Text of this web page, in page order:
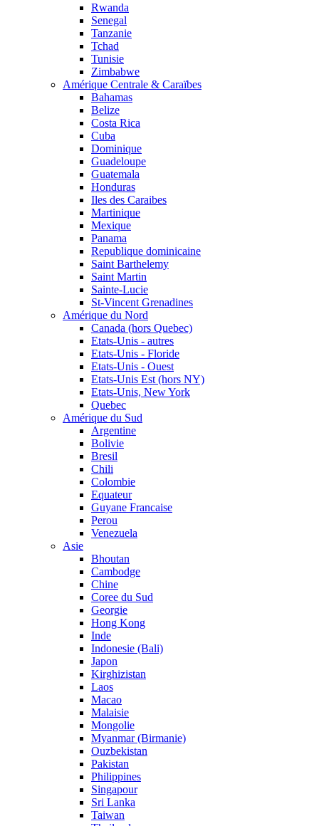
Rwanda
Senegal
Tanzanie
Tchad
Tunisie
Zimbabwe
Amérique Centrale & Caraïbes
Bahamas
Belize
Costa Rica
Cuba
Dominique
Guadeloupe
Guatemala
Honduras
Iles des Caraibes
Martinique
Mexique
Panama
Republique dominicaine
Saint Barthelemy
Saint Martin
Sainte-Lucie
St-Vincent Grenadines
Amérique du Nord
Canada (hors Quebec)
Etats-Unis - autres
Etats-Unis - Floride
Etats-Unis - Ouest
Etats-Unis Est (hors NY)
Etats-Unis, New York
Quebec
Amérique du Sud
Argentine
Bolivie
Bresil
Chili
Colombie
Equateur
Guyane Francaise
Perou
Venezuela
Asie
Bhoutan
Cambodge
Chine
Coree du Sud
Georgie
Hong Kong
Inde
Indonesie (Bali)
Japon
Kirghizistan
Laos
Macao
Malaisie
Mongolie
Myanmar (Birmanie)
Ouzbekistan
Pakistan
Philippines
Singapour
Sri Lanka
Taiwan